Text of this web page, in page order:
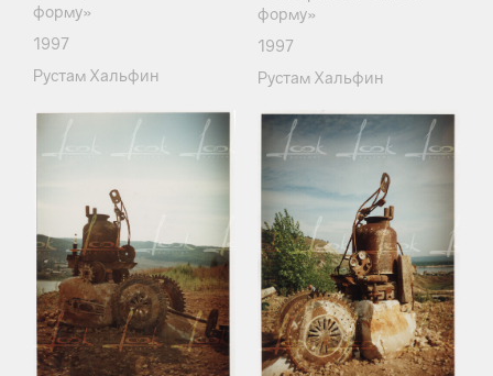
форму»
1997
Рустам Хальфин
форму»
1997
Рустам Хальфин